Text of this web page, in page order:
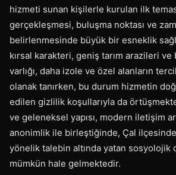
hizmeti sunan kişilerle kurulan ilk
gerçekleşmesi, buluşma noktası ve
belirlenmesinde büyük bir esneklik
kırsal karakteri, geniş tarım arazileri
varlığı, daha izole ve özel alanların
olanak tanırken, bu durum hizmetin
edilen gizlilik koşullarıyla da
ve geleneksel yapısı, modern iletişim
anonimlik ile birleştiğinde, Çal
yönelik talebin altında yatan sosyolojik
mümkün hale gelmektedir.